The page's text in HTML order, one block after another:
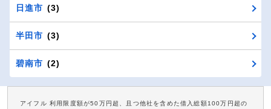
日進市 (3)
半田市 (3)
碧南市 (2)
アイフル 利用限度額が50万円超、且つ他社を含めた借入総額100万円超の